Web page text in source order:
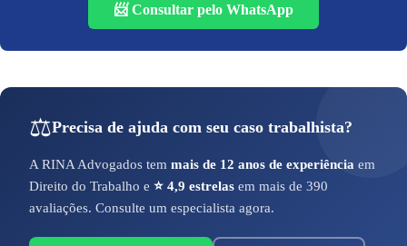
📨 Consultar pelo WhatsApp
⚖️Precisa de ajuda com seu caso trabalhista?
A RINA Advogados tem mais de 12 anos de experiência em
Direito do Trabalho e ⭐ 4,9 estrelas em mais de 390
avaliações. Consulte um especialista agora.